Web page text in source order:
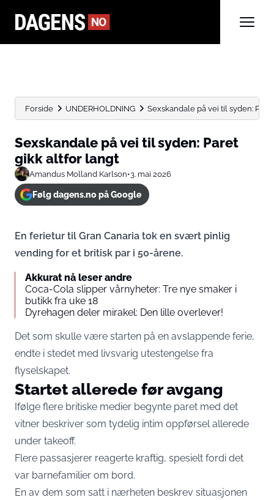
Forside UNDERHOLDNING Sexskandale på vei til syden:
Sexskandale på vei til syden: Paret
gikk altfor langt
Amandus Molland Karlson•3. mai 2026
Følg dagens.no på Google
En ferietur til Gran Canaria tok en svært pinlig
vending for et britisk par i 50-årene.
Akkurat nå leser andre
Coca-Cola slipper vårnyheter: Tre nye smaker i
butikk fra uke 18
Dyrehagen deler mirakel: Den lille overlever!
Det som skulle være starten på en avslappende ferie,
endte i stedet med livsvarig utestengelse fra
flyselskapet.
Startet allerede før avgang
Ifølge flere britiske medier begynte paret med det
vitner beskriver som tydelig intim oppførsel allerede
under takeoff.
Flere passasjerer reagerte kraftig, spesielt fordi det
var barnefamilier om bord.
En av dem som satt i nærheten beskrev situasjonen